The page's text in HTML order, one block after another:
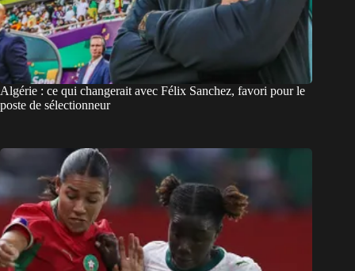
Algérie : ce qui changerait avec Félix Sanchez, favori pour le
poste de sélectionneur